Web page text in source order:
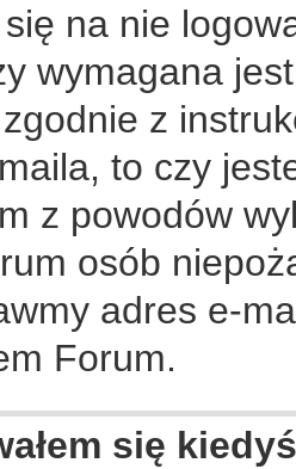
na nie
wymagana
z
to czy
z powodów
osób
adres e-
Forum.
się